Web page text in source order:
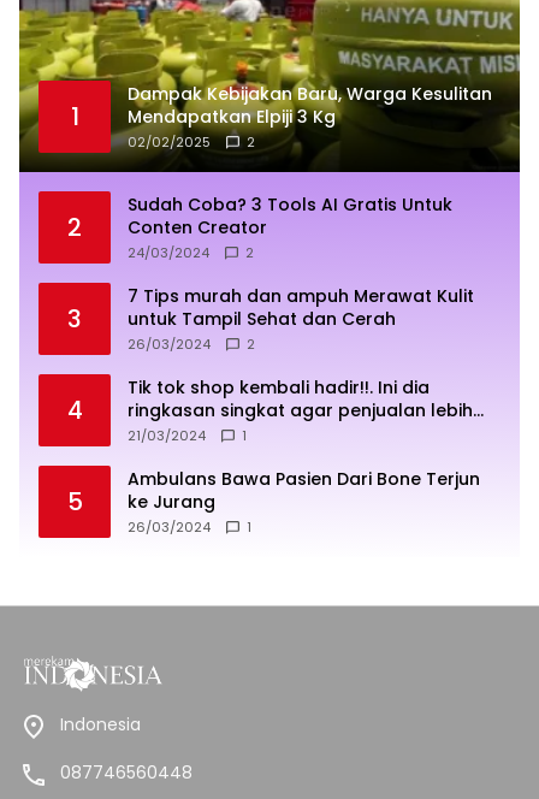
1
Dampak Kebijakan Baru, Warga Kesulitan
Mendapatkan Elpiji 3 Kg
02/02/2025 2
2
Sudah Coba? 3 Tools AI Gratis Untuk
Conten Creator
24/03/2024 2
3
7 Tips murah dan ampuh Merawat Kulit
untuk Tampil Sehat dan Cerah
26/03/2024 2
4
Tik tok shop kembali hadir!!. Ini dia
ringkasan singkat agar penjualan lebih
sukses
21/03/2024 1
5
Ambulans Bawa Pasien Dari Bone Terjun
ke Jurang
26/03/2024 1
Indonesia
087746560448